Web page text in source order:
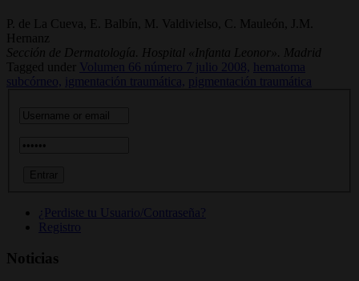
P. de La Cueva, E. Balbín, M. Valdivielso, C. Mauleón, J.M.
Hernanz
Sección de Dermatología. Hospital «Infanta Leonor». Madrid
Tagged under
Volumen 66 número 7 julio 2008,
hematoma
subcórneo,
igmentación traumática, pigmentación traumática
¿Perdiste tu Usuario/Contraseña?
Registro
Noticias